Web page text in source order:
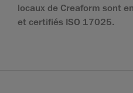
locaux de Creaform sont
et certifiés ISO 17025.